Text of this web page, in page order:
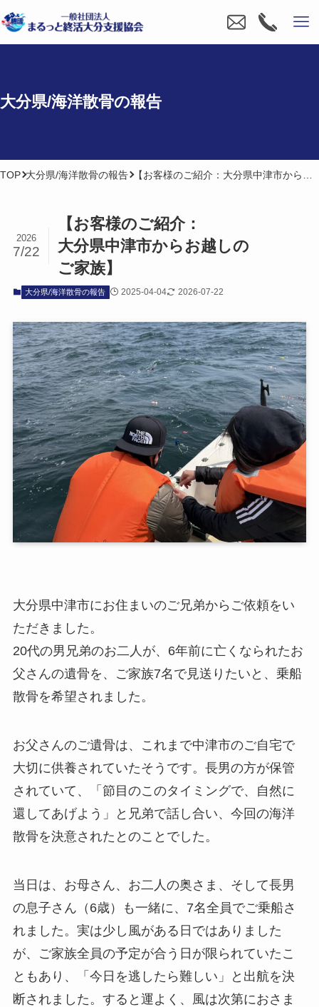
大分県/海洋散骨の​報告
TOP 大分県/海洋散骨の報告
【お客様の​ご紹介：
大分県中津市から​お越しの​
ご家族】
2026
7/22
大分県/海洋散骨の報告 2025-04-04 2026-07-22
大分県中津市にお住まいのご兄弟からご依頼をい
ただきました。
20代の男兄弟のお二人が、6年前に亡くなられたお
父さんの遺骨を、ご家族7名で見送りたいと、乗船
散骨を希望されました。
お父さんのご遺骨は、これまで中津市のご自宅で
大切に供養されていたそうです。長男の方が保管
されていて、「節目のこのタイミングで、自然に
還してあげよう」と兄弟で話し合い、今回の海洋
散骨を決意されたとのことでした。
当日は、お母さん、お二人の奥さま、そして長男
の息子さん（6歳）も一緒に、7名全員でご乗船さ
れました。実は少し風がある日ではありました
が、ご家族全員の予定が合う日が限られていたこ
ともあり、「今日を逃したら難しい」と出航を決
断されました。すると運よく、風は次第におさま